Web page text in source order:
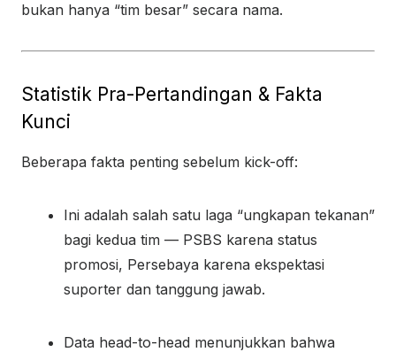
bukan hanya “tim besar” secara nama.
Statistik Pra-Pertandingan & Fakta
Kunci
Beberapa fakta penting sebelum kick-off:
Ini adalah salah satu laga “ungkapan tekanan”
bagi kedua tim — PSBS karena status
promosi, Persebaya karena ekspektasi
suporter dan tanggung jawab.
Data head-to-head menunjukkan bahwa